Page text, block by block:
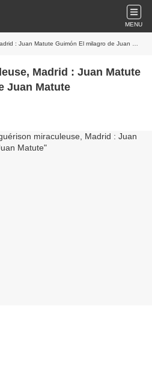
MENU
: Juan Matute Guimón El milagro de Juan Matute
: Juan Matute
Juan Matute